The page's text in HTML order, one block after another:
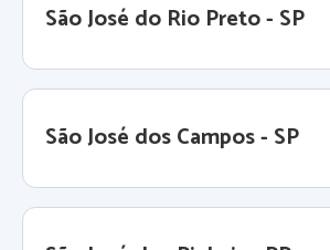
São José do Rio Preto - SP
São José dos Campos - SP